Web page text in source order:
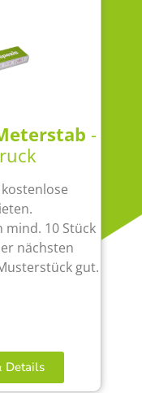
-
mind. 10 Stück
nächsten
gut.
Details